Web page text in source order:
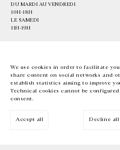
We use cookies in order to facilitate
share content on social networks and
establish statistics aiming to improve
Technical cookies cannot be
consent.
Accept all Decline all
DU MARDI AU VENDREDI
10H-18H
LE SAMEDI
11H-19H
EN FR 中文 Facebook Instagram
Inscrivez-vous à notre newsletter